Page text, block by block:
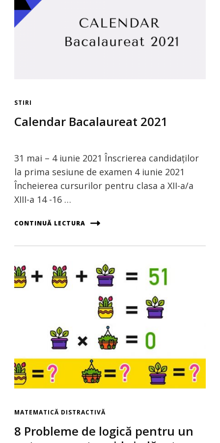
STIRI
Calendar Bacalaureat 2021
31 mai – 4 iunie 2021 Înscrierea candidaților
la prima sesiune de examen 4 iunie 2021
Încheierea cursurilor pentru clasa a XII-a/a
XIII-a 14 -16 …
CONTINUĂ LECTURA
MATEMATICĂ DISTRACTIVĂ
8 Probleme de logică pentru un